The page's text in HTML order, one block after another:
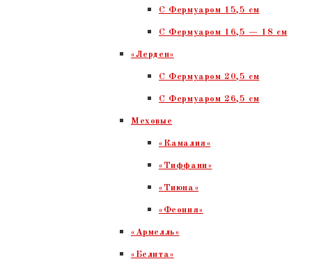
С Фермуаром 15,5 см
С Фермуаром 16,5 — 18 см
«Лерден»
С Фермуаром 20,5 см
С Фермуаром 26,5 см
Меховые
«Камалия»
«Тиффани»
«Тиюна»
«Феония»
«Армелль»
«Белита»